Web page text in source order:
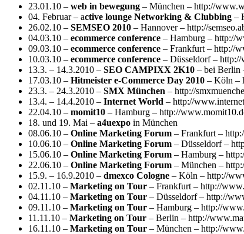
23.01.10 – web in bewegung – München – http://
04. Februar – active lounge Networking & Clubbing –
26.02.10 – SEMSEO 2010 – Hannover – http://
04.03.10 – ecommerce conference – Hamburg – http://
09.03.10 – ecommerce conference – Frankfurt – http://
10.03.10 – ecommerce conference – Düsseldorf – http://
13.3. – 14.3.2010 – SEO CAMPIXX 2K10 – bei Berlin
17.03.10 – Hitmeister e-Commerce Day 2010 – Köln –
23.3. – 24.3.2010 – SMX München – http://
13.4. – 14.4.2010 – Internet World – http://
22.04.10 – momit10 – Hamburg – http://
18. und 19. Mai – a4uexpo in München
08.06.10 – Online Marketing Forum – Frankfurt –
10.06.10 – Online Marketing Forum – Düsseldorf –
15.06.10 – Online Marketing Forum – Hamburg –
22.06.10 – Online Marketing Forum – München –
15.9. – 16.9.2010 – dmexco Cologne – Köln – http://
02.11.10 – Marketing on Tour – Frankfurt – http://
04.11.10 – Marketing on Tour – Düsseldorf – http://
09.11.10 – Marketing on Tour – Hamburg – http://
11.11.10 – Marketing on Tour – Berlin – http://
16.11.10 – Marketing on Tour – München – http://